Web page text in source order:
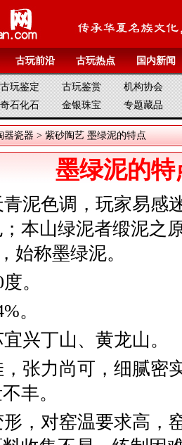
古玩前沿 古玩热点 国内新闻
古玩鉴定 古玩鉴赏
机构协会
奇石化石 金银珠宝 专题藏品
器瓷器 > 紫砂陶艺 墨绿泥的特点
墨绿泥的特
泥色调，玩家易感
本山绿泥者缎泥之
始称墨绿泥。
。
。
兴丁山、黄龙山。
张力尚可，细腻密
丰。
，对窑温要求高，